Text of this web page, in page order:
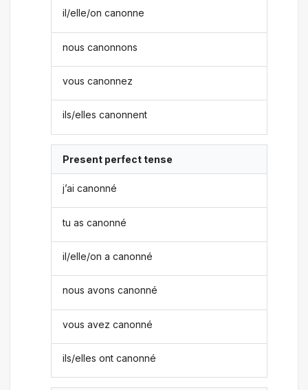
il/elle/on canonne
nous canonnons
vous canonnez
ils/elles canonnent
Present perfect tense
j’ai canonné
tu as canonné
il/elle/on a canonné
nous avons canonné
vous avez canonné
ils/elles ont canonné